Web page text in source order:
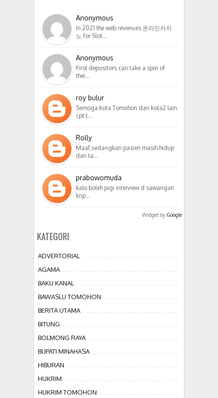
Anonymous
In 2021 the web revenues 온라인카지
노 for Slot…
Anonymous
First depositors can take a spin of
thei…
roy bulur
Semoga kota Tomohon dan kota2 lain
cpt t…
Rolly
Maaf,sedangkan pasien masih hidup
dan ta…
prabowomuda
kalo boleh pigi interview d sawangan
knp…
Widget by Google
KATEGORI
ADVERTORIAL
AGAMA
BAKU KANAL
BAWASLU TOMOHON
BERITA UTAMA
BITUNG
BOLMONG RAYA
BUPATI MINAHASA
HIBURAN
HUKRIM
HUKRIM TOMOHON